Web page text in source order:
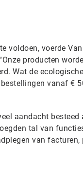
voldoen, voerde
producten
Wat de
vanaf €
aandacht besteed
tal van
van facturen,